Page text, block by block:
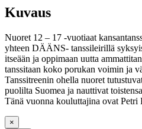
Kuvaus
Nuoret 12 – 17 -vuotiaat
yhteen DÄÄNS- tanssileirillä
itseään ja oppimaan uutta
tanssitaan koko porukan voimin ja
Tanssitreenin ohella nuoret
puolilta Suomea ja nauttivat
Tänä vuonna kouluttajina ovat
×